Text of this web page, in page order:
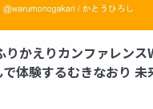
りかえりカンファレンス
体験するむきなおり 未